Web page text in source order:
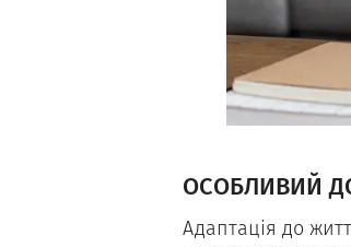
ОСОБЛИВИЙ
Адаптація до